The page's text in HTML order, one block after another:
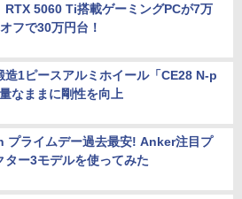
RTX 5060 Ti搭載ゲーミングPCが7万
フで30万円台！
造1ピースアルミホイール「CE28 N-p
なままに剛性を向上
プライムデー過去最安! Anker注目プ
ター3モデルを使ってみた